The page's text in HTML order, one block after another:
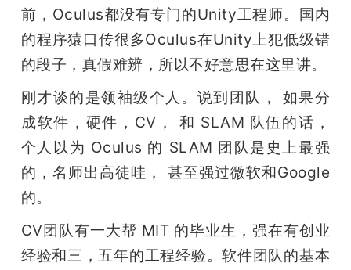
前，Oculus都没有专门的Unity工程师。国内
的程序猿口传很多Oculus在Unity上犯低级错
的段子，真假难辨，所以不好意思在这里讲。
刚才谈的是领袖级个人。说到团队， 如果分
成软件，硬件，CV， 和 SLAM 队伍的话，
个人以为 Oculus 的 SLAM 团队是史上最强
的，名师出高徒哇， 甚至强过微软和Google
的。
CV团队有一大帮 MIT 的毕业生，强在有创业
经验和三，五年的工程经验。软件团队的基本